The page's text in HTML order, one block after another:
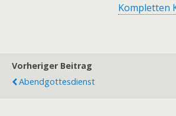
Kompletten
Vorheriger Beitrag
Abendgottesdienst